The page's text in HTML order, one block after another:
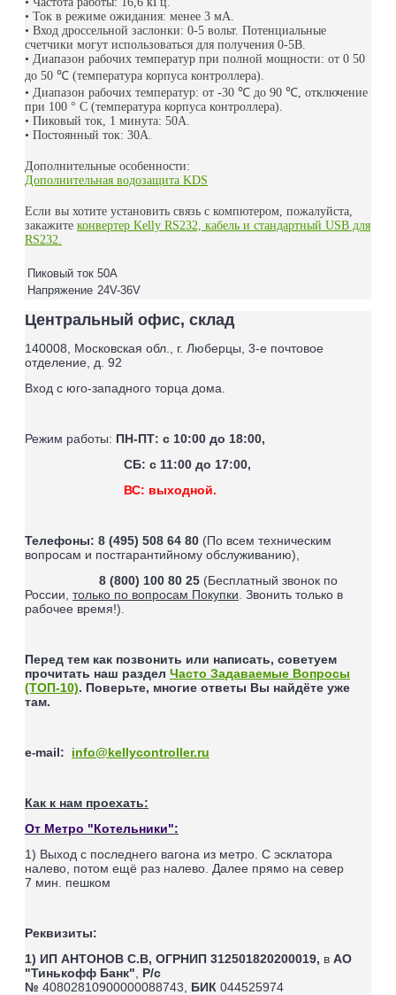
• Ток в режиме ожидания: менее 3 мА.
• Вход дроссельной заслонки: 0-5 вольт. Потенциальные
счетчики могут использоваться для получения 0-5В.
• Диапазон рабочих температур при полной мощности: от 0 50
до 50 ℃ (температура корпуса контроллера).
• Диапазон рабочих температур: от -30 ℃ до 90 ℃ , отключение
при 100 ° C (температура корпуса контроллера).
• Пиковый ток, 1 минута: 50А.
• Постоянный ток: 30А.
Дополнительные особенности:
Дополнительная водозащита KDS
Если вы хотите установить связь с компютером, пожалуйста,
закажите конвертер Kelly RS232, кабель и стандартный USB для
RS232.
Пиковый ток 50A
Напряжение 24V-36V
Центральный офис, склад
140008, Московская обл., г. Люберцы, 3-е почтовое
отделение, д. 92
Вход с юго-западного торца дома.
Режим работы: ПН-ПТ: с 10:00 до 18:00,
СБ: с 11:00 до 17:00,
ВС: выходной.
Телефоны: 8 (495) 508 64 80 (По всем техническим
вопросам и постгарантийному обслуживанию),
8 (800) 100 80 25 (Бесплатный звонок по
России, только по вопросам Покупки . Звонить только в
рабочее время!).
Перед тем как позвонить или написать, советуем
прочитать наш раздел Часто Задаваемые Вопросы
(ТОП-10). Поверьте, многие ответы Вы найдёте уже
там.
e-mail: info@kellycontroller.ru
Как к нам проехать:
От Метро "Котельники":
1) Выход с последнего вагона из метро. С эсклатора
налево, потом ещё раз налево. Далее прямо на север
7 мин. пешком
Реквизиты:
1) ИП АНТОНОВ С.В, ОГРНИП 312501820200019, в АО
"Тинькофф Банк"
Р/с
№ 40802810900000088743, БИК 044525974